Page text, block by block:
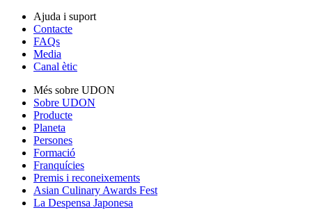
Ajuda i suport
Contacte
FAQs
Media
Canal ètic
Més sobre UDON
Sobre UDON
Producte
Planeta
Persones
Formació
Franquícies
Premis i reconeixements
Asian Culinary Awards Fest
La Despensa Japonesa